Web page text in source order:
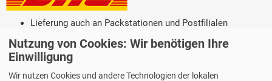
Lieferung auch an Packstationen und Postfilialen
Nutzung von Cookies: Wir benötigen Ihre
Einwilligung
Wir nutzen Cookies und andere Technologien der lokalen